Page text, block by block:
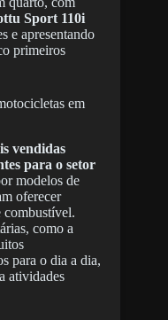
Sport 110i
e apresentando
primeiros
em
vendidas
para o setor
modelos de
oferecer
combustível.
como a
para o dia a dia,
atividades